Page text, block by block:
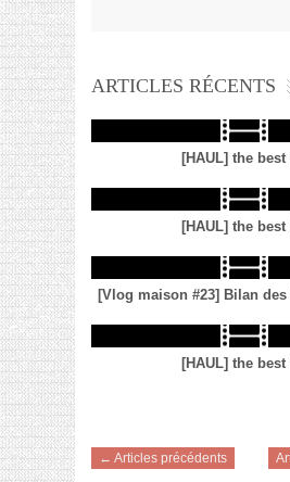
ARTICLES RÉCENTS
[HAUL] the best
[HAUL] the best
[Vlog maison #23] Bilan
[HAUL] the best
← Articles précédents